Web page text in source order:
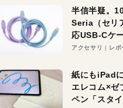
半信半疑。
Seria（セリ
応USB-Cケ
を検証。超
アクセサリ レポ
紙にもiPad
エレコム×ゼ
ペン「スタ